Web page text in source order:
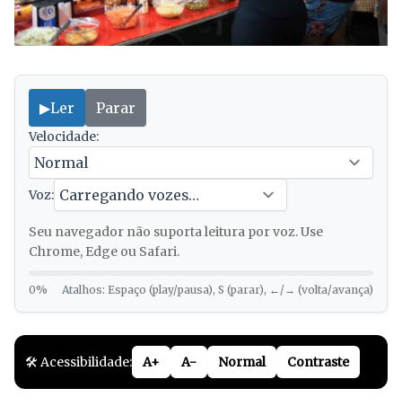
▶Ler Parar
Velocidade:
Voz:
Seu navegador não suporta leitura por voz. Use
Chrome, Edge ou Safari.
0% Atalhos: Espaço (play/pausa), S (parar), ←/→ (volta/avança)
🛠️ Acessibilidade: A+ A- Normal Contraste